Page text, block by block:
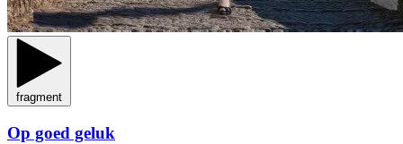
fragment
Op goed geluk